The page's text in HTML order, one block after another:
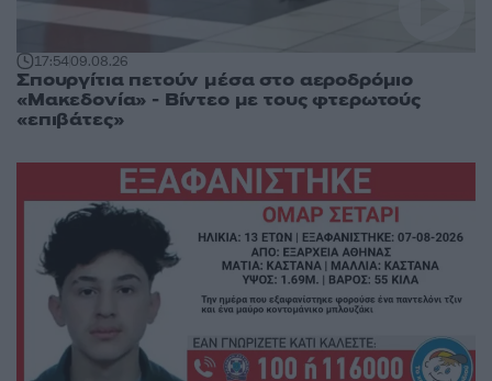
17:5409.08.26
Σπουργίτια πετούν μέσα στο αεροδρόμιο
«Μακεδονία» - Βίντεο με τους φτερωτούς
«επιβάτες»